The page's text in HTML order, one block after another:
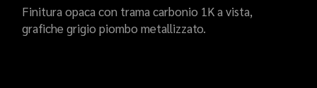
Finitura opaca con trama carbonio 1K a vista,
grafiche grigio piombo metallizzato.